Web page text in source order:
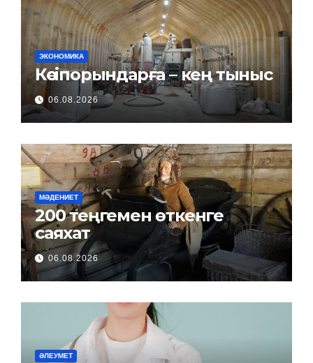
ЭКОНОМИКА
Кәсіпорындарға – кең тыныс
06.08.2026
МӘДЕНИЕТ
200 теңгемен өткенге
саяхат
06.08.2026
ӘЛЕУМЕТ